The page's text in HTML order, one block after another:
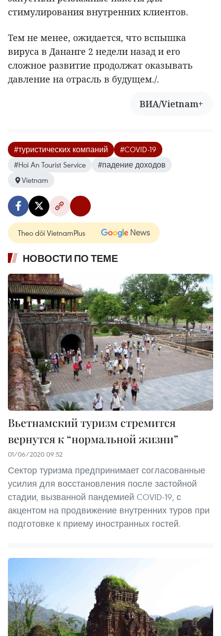
стимулирования внутренних клиентов.
Тем не менее, ожидается, что вспышка
вируса в Дананге 2 недели назад и его
сложное развитие продолжат оказывать
давление на отрасль в будущем./.
ВИА/Vietnam+
#туристических компаний
#COVID-19
#Hoi An Tourist Service
#падение доходов
Vietnam
Theo dõi VietnamPlus
НОВОСТИ ПО ТЕМЕ
Вьетнамский туризм стремится
вернутся к “нормальной жизни”
01/06/2020 09:52
Сектор туризма предпринимает согласованные
усилия для восстановления после застойной
стадии, вызванной пандемией COVID-19, с
акцентом на продвижение внутренних туров при
подготовке к приему иностранных гостей.